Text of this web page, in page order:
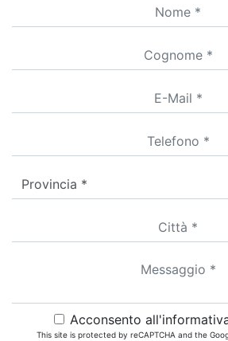
Acconsento
This site is protected by reCAPTCHA and the